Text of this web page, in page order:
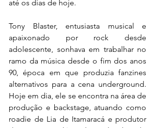
até os dias de hoje.
Tony Blaster, entusiasta musical e
apaixonado por rock desde
adolescente, sonhava em trabalhar no
ramo da música desde o fim dos anos
90, época em que produzia fanzines
alternativos para a cena underground.
Hoje em dia, ele se encontra na área de
produção e backstage, atuando como
roadie de Lia de Itamaracá e produtor